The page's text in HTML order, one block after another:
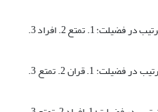
حنبلیه: تخییر میان اقسام حج، ولی ترتیب در فضیلت: 1. تمتع 2. افراد 3.
حنفیه: تخییر میان اقسام حج، ولی ترتیب در فضیلت: 1. قران 2. تمتع 3.